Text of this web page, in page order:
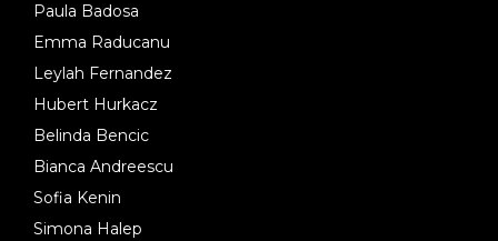
Paula Badosa
Emma Raducanu
Leylah Fernandez
Hubert Hurkacz
Belinda Bencic
Bianca Andreescu
Sofia Kenin
Simona Halep